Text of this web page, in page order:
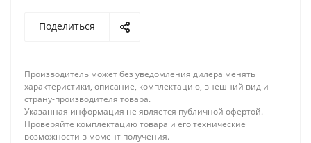
Поделиться
Производитель может без уведомления дилера менять
характеристики, описание, комплектацию, внешний вид и
страну-производителя товара.
Указанная информация не является публичной офертой.
Проверяйте комплектацию товара и его технические
возможности в момент получения.